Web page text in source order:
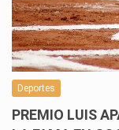
Deportes
PREMIO LUIS